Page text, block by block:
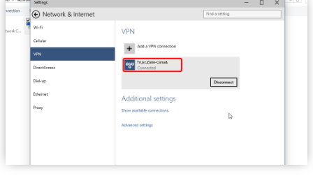
Trust.Zone-Canada-Ontario-2